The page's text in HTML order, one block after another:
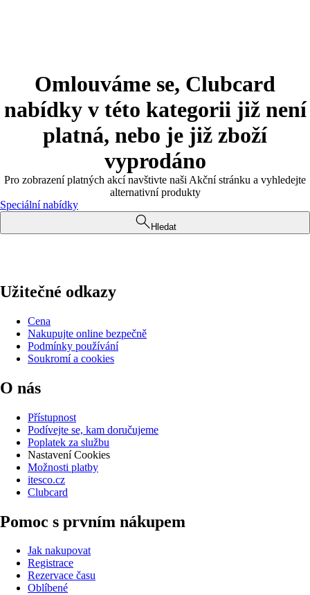
Omlouváme se, Clubcard
nabídky v této kategorii již není
platná, nebo je již zboží
vyprodáno
Pro zobrazení platných akcí navštivte naši Akční stránku a vyhledejte
alternativní produkty
Speciální nabídky
Hledat
Užitečné odkazy
Cena
Nakupujte online bezpečně
Podmínky používání
Soukromí a cookies
O nás
Přístupnost
Podívejte se, kam doručujeme
Poplatek za službu
Nastavení Cookies
Možnosti platby
itesco.cz
Clubcard
Pomoc s prvním nákupem
Jak nakupovat
Registrace
Rezervace času
Oblíbené